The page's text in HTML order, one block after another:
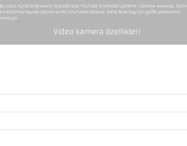
Bu video, oynat düğmesine tıkladığınızda YouTube tarafından yüklenir. Yükleme sırasında, bizim
kontrolümüz dışında işlenen veriler YouTube'a aktarılır. Daha fazla bilgi için gizlilik politikamızı
inceleyin.
Video kamera özellikleri